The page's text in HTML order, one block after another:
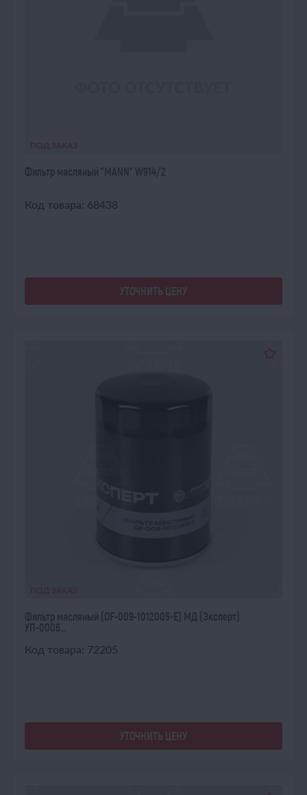
ПОД ЗАКАЗ
Фильтр масляный "MANN" W914/2
Код товара: 68438
УТОЧНИТЬ ЦЕНУ
Фильтр масляный (OF-009-1012005-E) МД (Эксперт)
УП-0006...
Код товара: 72205
УТОЧНИТЬ ЦЕНУ